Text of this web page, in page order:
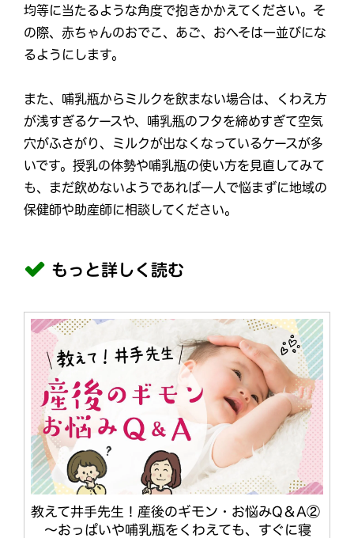
均等に当たるような角度で抱きかかえてください。そ
の際、赤ちゃんのおでこ、あご、おへそは一並びにな
るようにします。
また、哺乳瓶からミルクを飲まない場合は、くわえ方
が浅すぎるケースや、哺乳瓶のフタを締めすぎて空気
穴がふさがり、ミルクが出なくなっているケースが多
いです。授乳の体勢や哺乳瓶の使い方を見直してみて
も、まだ飲めないようであれば一人で悩まずに地域の
保健師や助産師に相談してください。
もっと詳しく読む
教えて井手先生！産後のギモン・お悩みQ＆A②
～おっぱいや哺乳瓶をくわえても、すぐに寝